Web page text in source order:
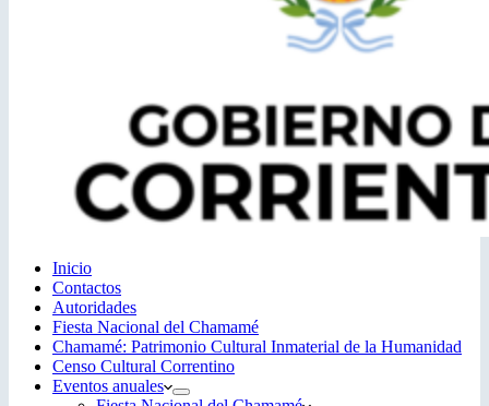
Inicio
Contactos
Autoridades
Fiesta Nacional del Chamamé
Chamamé: Patrimonio Cultural Inmaterial de la Humanidad
Censo Cultural Correntino
Eventos anuales